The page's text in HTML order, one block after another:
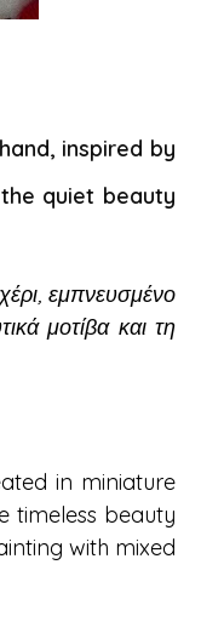
inspired by
quiet beauty
εμπνευσμένο
μοτίβα και τη
in miniature
timeless beauty
with mixed